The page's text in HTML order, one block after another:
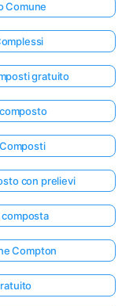
Comune
gratuito
con prelievi
Compton